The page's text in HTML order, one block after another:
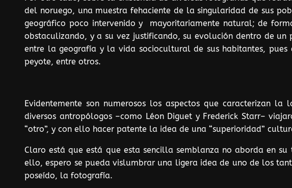
del noruego, una muestra fehaciente de la singularidad de sus
geográfico poco intervenido y mayoritariamente natural; de
obstaculizando, y a su vez justificando, su evolución dentro de
entre la geografía y la vida sociocultural de sus habitantes,
peyote, entre otros.
Evidentemente son numerosos los aspectos que caracterizan
diversos antropólogos –como Léon Diguet y Frederick Starr–
“otro”, y con ello hacer patente la idea de una “superioridad”
Claro está que está que esta sencilla semblanza no aborda en
ello, espero se pueda vislumbrar una ligera idea de uno de los
poseído, la fotografía.